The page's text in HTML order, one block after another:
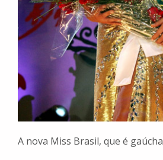
A nova Miss Brasil, que é gaúcha